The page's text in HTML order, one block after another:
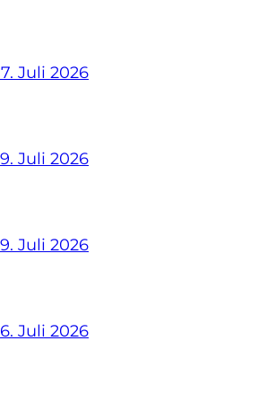
Juli 2026
9. Juli 2026
9. Juli 2026
6. Juli 2026